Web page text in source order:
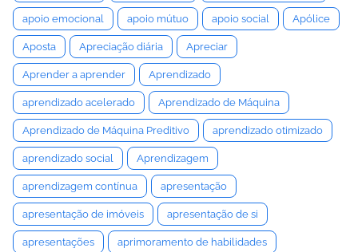
apoio emocional apoio mútuo apoio social Apólice
Aposta Apreciação diária Apreciar
Aprender a aprender Aprendizado
aprendizado acelerado Aprendizado de Máquina
Aprendizado de Máquina Preditivo aprendizado otimizado
aprendizado social Aprendizagem
aprendizagem contínua apresentação
apresentação de imóveis apresentação de si
apresentações aprimoramento de habilidades